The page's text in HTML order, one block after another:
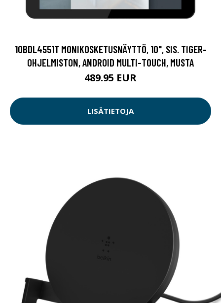
10BDL4551T MONIKOSKETUSNÄYTTÖ, 10", SIS. TIGER-
OHJELMISTON, ANDROID MULTI-TOUCH, MUSTA
489.95 EUR
LISÄTIETOJA